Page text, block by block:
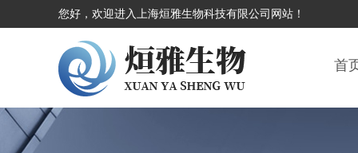
您好，欢迎进入上海烜雅生物科技有限公司网站！
首